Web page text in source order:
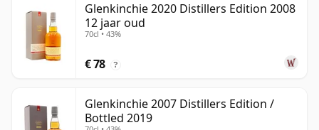
Glenkinchie 2020 Distillers Edition 2008
12 jaar oud
70cl • 43%
€ 78 ?
Glenkinchie 2007 Distillers Edition /
Bottled 2019